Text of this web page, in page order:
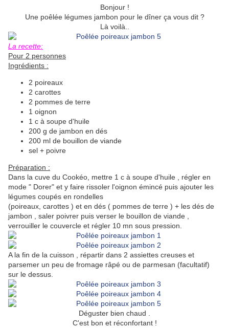
Bonjour !
Une poêlée légumes jambon pour le dîner ça vous dit ?
Là voilà..
La recette:
Pour 2 personnes
Ingrédients :
2 poireaux
2 carottes
2 pommes de terre
1 oignon
1 c à soupe d'huile
200 g de jambon en dés
200 ml de bouillon de viande
sel + poivre
Préparation :
Dans la cuve du Cookéo, mettre 1 c à soupe d'huile , régler en
mode " Dorer" et y faire rissoler l'oignon émincé puis ajouter les
légumes coupés en rondelles
(poireaux, carottes ) et en dés ( pommes de terre ) + les dés de
jambon , saler poivrer puis verser le bouillon de viande ,
verrouiller le couvercle et régler 10 mn sous pression.
A la fin de la cuisson , répartir dans 2 assiettes creuses et
parsemer un peu de fromage râpé ou de parmesan (facultatif)
sur le dessus.
Déguster bien chaud .
C'est bon et réconfortant !